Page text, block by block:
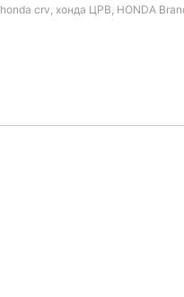
honda crv хонда ЦРВ HONDA